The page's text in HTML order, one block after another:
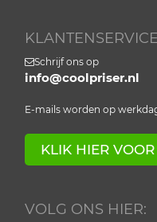
KLANTENSERVICE
Schrijf ons op
info@coolpriser.nl
E-mails worden op
KLIK HIER
VOLG ONS HIER: